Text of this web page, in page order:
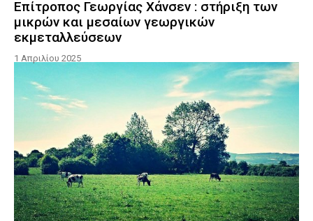
Επίτροπος Γεωργίας Χάνσεν : στήριξη των
μικρών και μεσαίων γεωργικών
εκμεταλλεύσεων
1 Απριλίου 2025